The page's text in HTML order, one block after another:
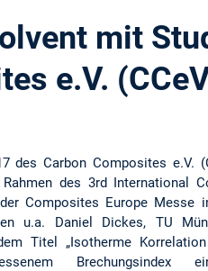
mit
e.V.
des Carbon Composites e.V.
des 3rd International
Composites Europe Messe
u.a. Daniel Dickes, TU
Titel „Isotherme
Brechungsindex